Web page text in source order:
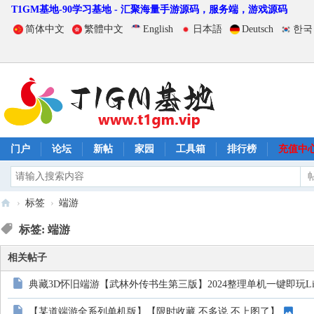
T1GM基地-90学习基地 - 汇聚海量手游源码，服务端，游戏源码
简体中文
繁體中文 English 日本語 Deutsch 한
门户 论坛 新帖 家园 工具箱 排行榜 充值中
T
1
G
› 标签 › 端游
标签: 端游
相关帖子
典藏3D怀旧端游【武林外传书生第三版】2024整理单机一键即玩
【某道端游全系列单机版】【限时收藏 不多说 不上图了】